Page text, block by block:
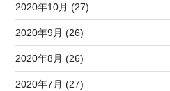
2020年10月 (27)
2020年9月 (26)
2020年8月 (26)
2020年7月 (27)